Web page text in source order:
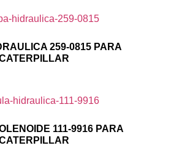
259-0815 PARA
111-9916 PARA